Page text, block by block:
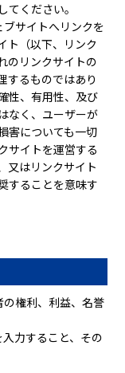
ください。
ブサイトへリンクを
ト（以下、リンク
のリンクサイトの
するものではあり
性、有用性、及び
なく、ユーザーが
害についても一切
サイトを運営する
又はリンクサイト
することを意味す
の権利、利益、名誉
力すること、その